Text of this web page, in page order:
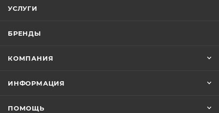
УСЛУГИ
БРЕНДЫ
КОМПАНИЯ
ИНФОРМАЦИЯ
ПОМОЩЬ